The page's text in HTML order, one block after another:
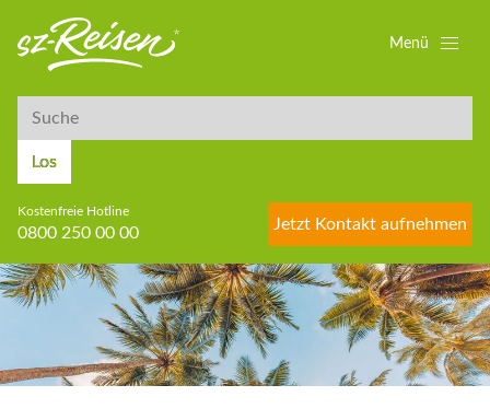
Suche
Los
Kostenfreie Hotline
0800 250 00 00
Jetzt Kontakt aufnehmen
Menü